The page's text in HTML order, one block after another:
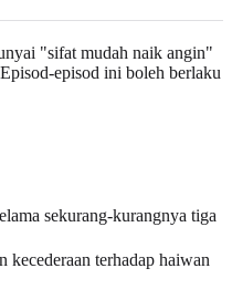
"sifat mudah naik angin"
episod ini boleh berlaku
sekurang-kurangnya tiga
kecederaan terhadap haiwan